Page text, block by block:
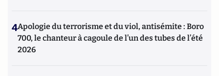
4Apologie du terrorisme et du viol, antisémite : Boro
700, le chanteur à cagoule de l’un des tubes de l’été
2026